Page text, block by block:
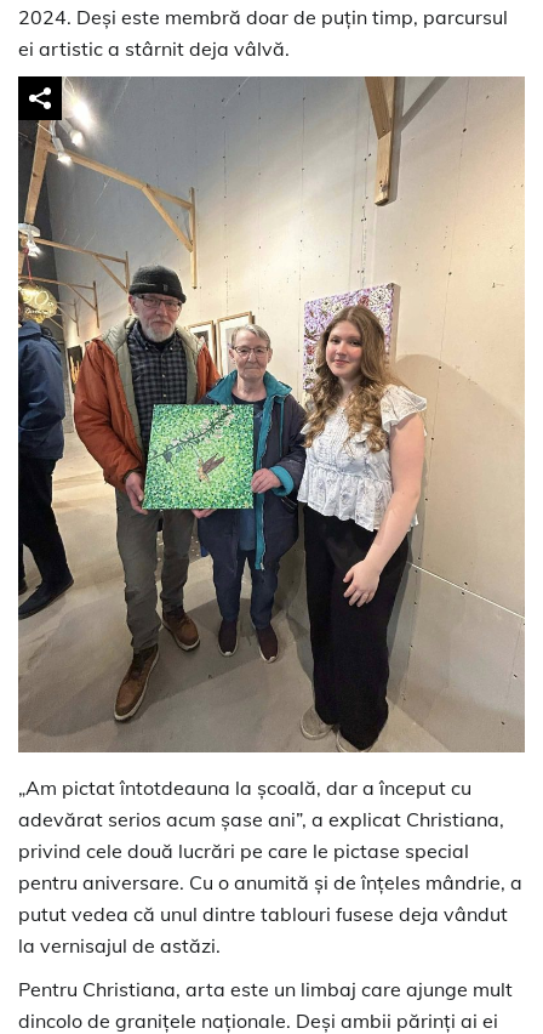
2024. Deși este membră doar de puțin timp, parcursul
ei artistic a stârnit deja vâlvă.
„Am pictat întotdeauna la școală, dar a început cu
adevărat serios acum șase ani”, a explicat Christiana,
privind cele două lucrări pe care le pictase special
pentru aniversare. Cu o anumită și de înțeles mândrie, a
putut vedea că unul dintre tablouri fusese deja vândut
la vernisajul de astăzi.
Pentru Christiana, arta este un limbaj care ajunge mult
dincolo de granițele naționale. Deși ambii părinți ai ei